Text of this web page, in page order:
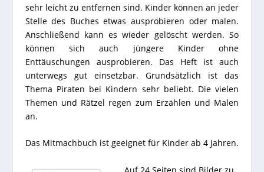
sehr leicht zu entfernen sind. Kinder können an jeder
Stelle des Buches etwas ausprobieren oder malen.
Anschließend kann es wieder gelöscht werden. So
können sich auch jüngere Kinder ohne
Enttäuschungen ausprobieren. Das Heft ist auch
unterwegs gut einsetzbar. Grundsätzlich ist das
Thema Piraten bei Kindern sehr beliebt. Die vielen
Themen und Rätzel regen zum Erzählen und Malen
an.
Das Mitmachbuch ist geeignet für Kinder ab 4 Jahren.